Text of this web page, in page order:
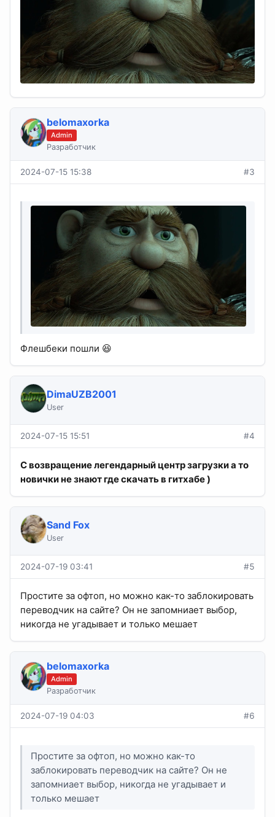
belomaxorka
Admin
Разработчик
2024-07-15 15:38 #3
Флешбеки пошли 😆
DimaUZB2001
User
2024-07-15 15:51 #4
С возвращение легендарный центр загрузки а то
новички не знают где скачать в гитхабе )
Sand Fox
User
2024-07-19 03:41 #5
Простите за офтоп, но можно как-то заблокировать
переводчик на сайте? Он не запомниает выбор,
никогда не угадывает и только мешает
belomaxorka
Admin
Разработчик
2024-07-19 04:03 #6
Простите за офтоп, но можно как-то
заблокировать переводчик на сайте? Он не
запомниает выбор, никогда не угадывает и
только мешает